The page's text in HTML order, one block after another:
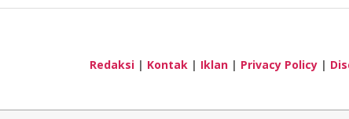
Redaksi | Kontak | Iklan | Privacy Policy |